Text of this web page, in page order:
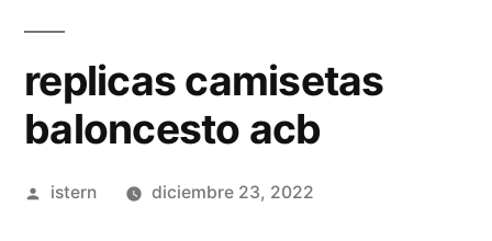
replicas camisetas
baloncesto acb
Publicado
istern diciembre 23, 2022